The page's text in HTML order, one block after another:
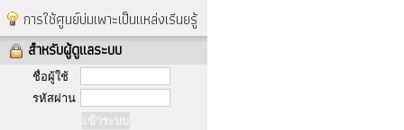
การใช้ศูนย์บ่มเพาะเป็นแหล่งเรีนยรู้
สำหรับผู้ดูแลระบบ
ชื่อผู้ใช้
รหัสผ่าน